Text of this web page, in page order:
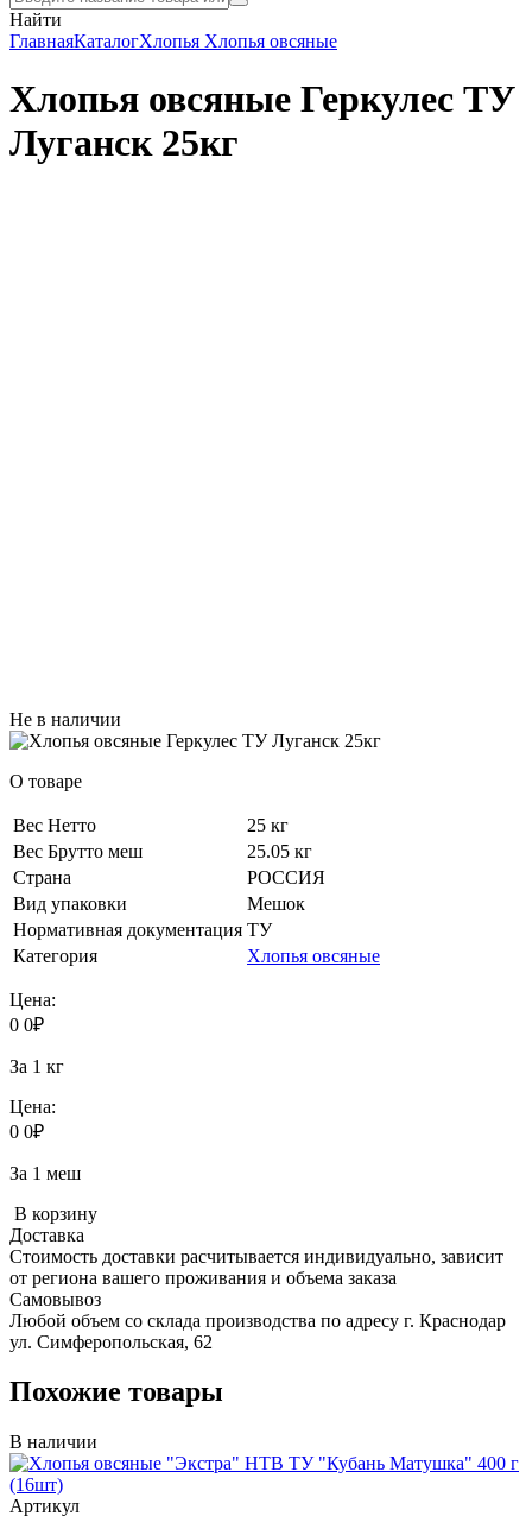
Найти
ГлавнаяКаталогХлопья Хлопья овсяные
Хлопья овсяные Геркулес ТУ
Луганск 25кг
Не в наличии
О товаре
Вес Нетто
25 кг
Вес Брутто меш
25.05 кг
Страна
РОССИЯ
Вид упаковки
Мешок
Нормативная документация ТУ
Категория
Хлопья овсяные
Цена:
0 0₽
За 1 кг
Цена:
0 0₽
За 1 меш
В корзину
Доставка
Стоимость доставки расчитывается индивидуально, зависит
от региона вашего проживания и объема заказа
Самовывоз
Любой объем со склада производства по адресу г. Краснодар
ул. Симферопольская, 62
Похожие товары
В наличии
Артикул